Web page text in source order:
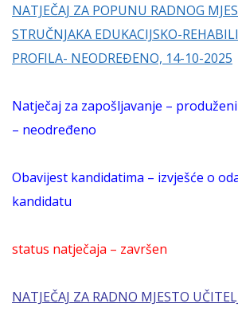
NATJEČAJ ZA POPUNU RADNOG
STRUČNJAKA EDUKACIJSKO-
PROFILA- NEODREĐENO, 14-10-2025
Natječaj za zapošljavanje –
– neodređeno
Obavijest kandidatima – izvješće o
kandidatu
status natječaja – završen
NATJEČAJ ZA RADNO MJESTO